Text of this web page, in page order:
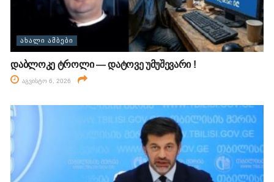
ᲐᲮᲐᲚᲘ ᲐᲛᲑᲔᲑᲘ
დაბლოკე ტროლი — დატოვე უმუშევარი !
აგვისტო 6, 2026